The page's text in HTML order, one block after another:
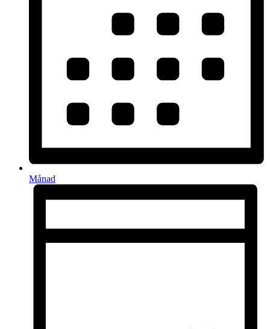
Månad